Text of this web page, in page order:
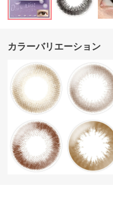
カラーバリエーション